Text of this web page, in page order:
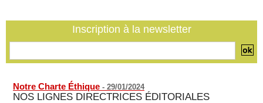
Inscription à la newsletter
Notre Charte Éthique - 29/01/2024
NOS LIGNES DIRECTRICES ÉDITORIALES